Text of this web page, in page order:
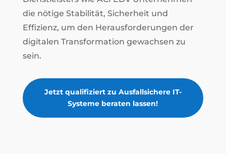
die nötige Stabilität, Sicherheit und
Effizienz, um den Herausforderungen der
digitalen Transformation gewachsen zu
sein.
Jetzt qualifiziert zu Ausfallsichere IT-
Systeme beraten lassen!